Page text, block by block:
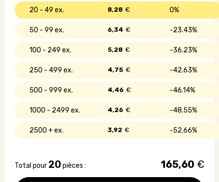
20 - 49 0%
8,28 €
50 - 99 23.43%
6,34 €
100 - 249 36.23%
5,28 €
250 - 499 42.63%
4,75 €
500 - 999 46.14%
4,46 €
1000 - 2499 48.55%
4,26 €
2500 + 52.66%
3,92 €
Total pour 20 pièces : 165,60 €